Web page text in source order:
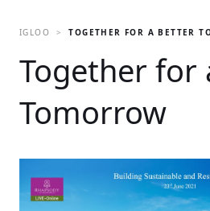
IGLOO TOGETHER FOR A BETTER
Together for
Tomorrow